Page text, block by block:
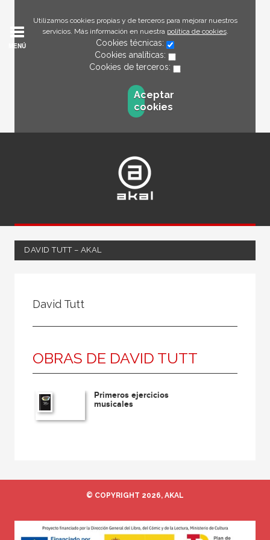
Utilizamos cookies propias y de terceros para mejorar nuestros
servicios. Más información en nuestra política de cookies.
Cookies técnicas:
Cookies analíticas:
Cookies de terceros:
Aceptar
cookies
MENÚ
DAVID TUTT – AKAL
Coordinador
Editor
Editora
Escritor
Prologuista
Traductora
David Tutt
OBRAS DE DAVID TUTT
Primeros ejercicios
musicales
© COPYRIGHT 2026, AKAL